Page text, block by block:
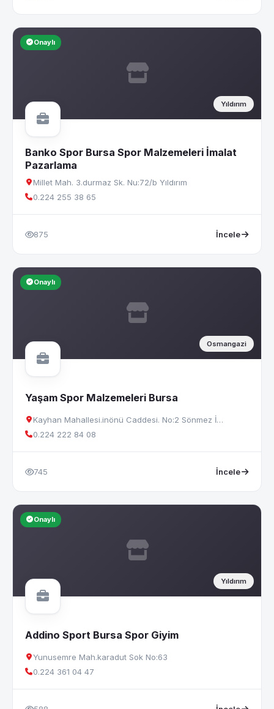
Onaylı
Yıldırım
Banko Spor Bursa Spor Malzemeleri İmalat
Pazarlama
Millet Mah. 3.durmaz Sk. Nu:72/b Yıldırım
0.224 255 38 65
875 İncele
Onaylı
Osmangazi
Yaşam Spor Malzemeleri Bursa
Kayhan Mahallesi.inönü Caddesi. No:2 Sönmez İ…
0.224 222 84 08
745 İncele
Onaylı
Yıldırım
Addino Sport Bursa Spor Giyim
Yunusemre Mah.karadut Sok No:63
0.224 361 04 47